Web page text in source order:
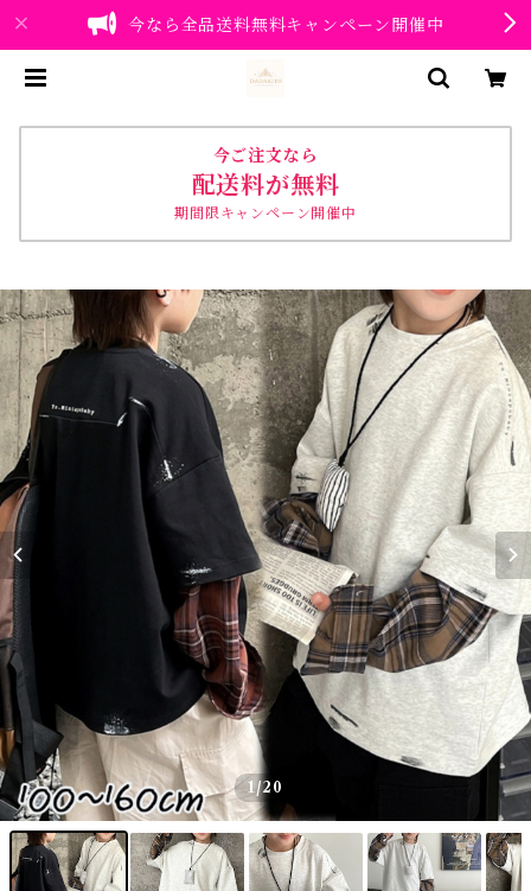
今なら全品送料無料キャンペーン開催中
今ご注文なら
配送料が無料
期間限キャンペーン開催中
1/20